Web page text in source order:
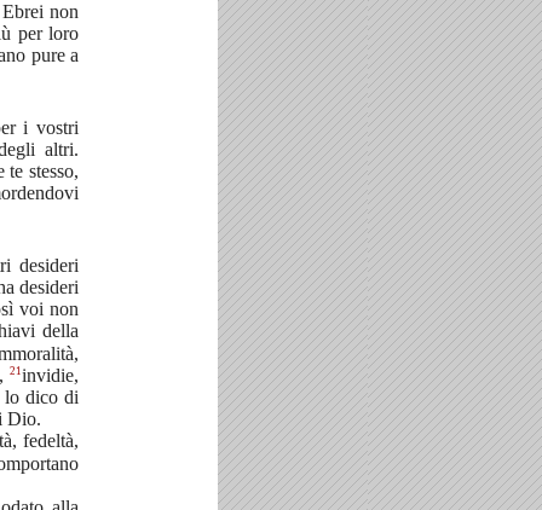
non
per loro
pure a
i vostri
altri.
stesso,
desideri
desideri
voi non
della
21invidie,
lo dico di
Dio.
fedeltà,